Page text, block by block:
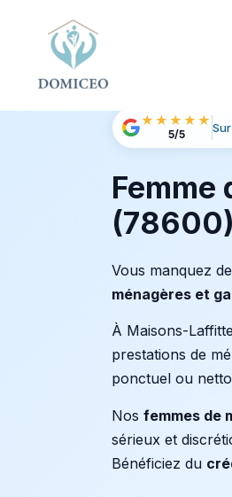
★★★★★
5/5
Femme
(78600)
Vous manquez
ménagères et
À Maisons-
prestations de
ponctuel ou
Nos femmes de
sérieux et
Bénéficiez du